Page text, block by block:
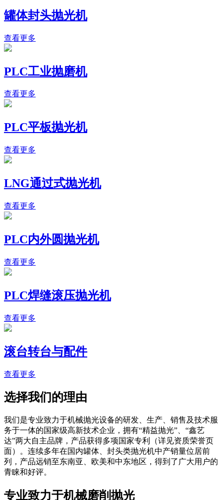
罐体封头抛光机
查看更多
PLC工业抛磨机
查看更多
PLC平板抛光机
查看更多
LNG通过式抛光机
查看更多
PLC内外圆抛光机
查看更多
PLC焊缝滚压抛光机
查看更多
滚台转台与配件
查看更多
选择我们的理由
我们是专业致力于机械抛光设备的研发、生产、销售及技术服
务于一体的国家级高新技术企业，拥有“精益抛光”、“鑫艺
达”两大自主品牌，产品获得多项国家专利（详见资质荣誉页
面）。连续多年在国内罐体、封头类抛光机中产销量位居前
列，产品远销至东南亚、欧美和中东地区，得到了广大用户的
青睐和好评。
专业致力于机械磨削抛光